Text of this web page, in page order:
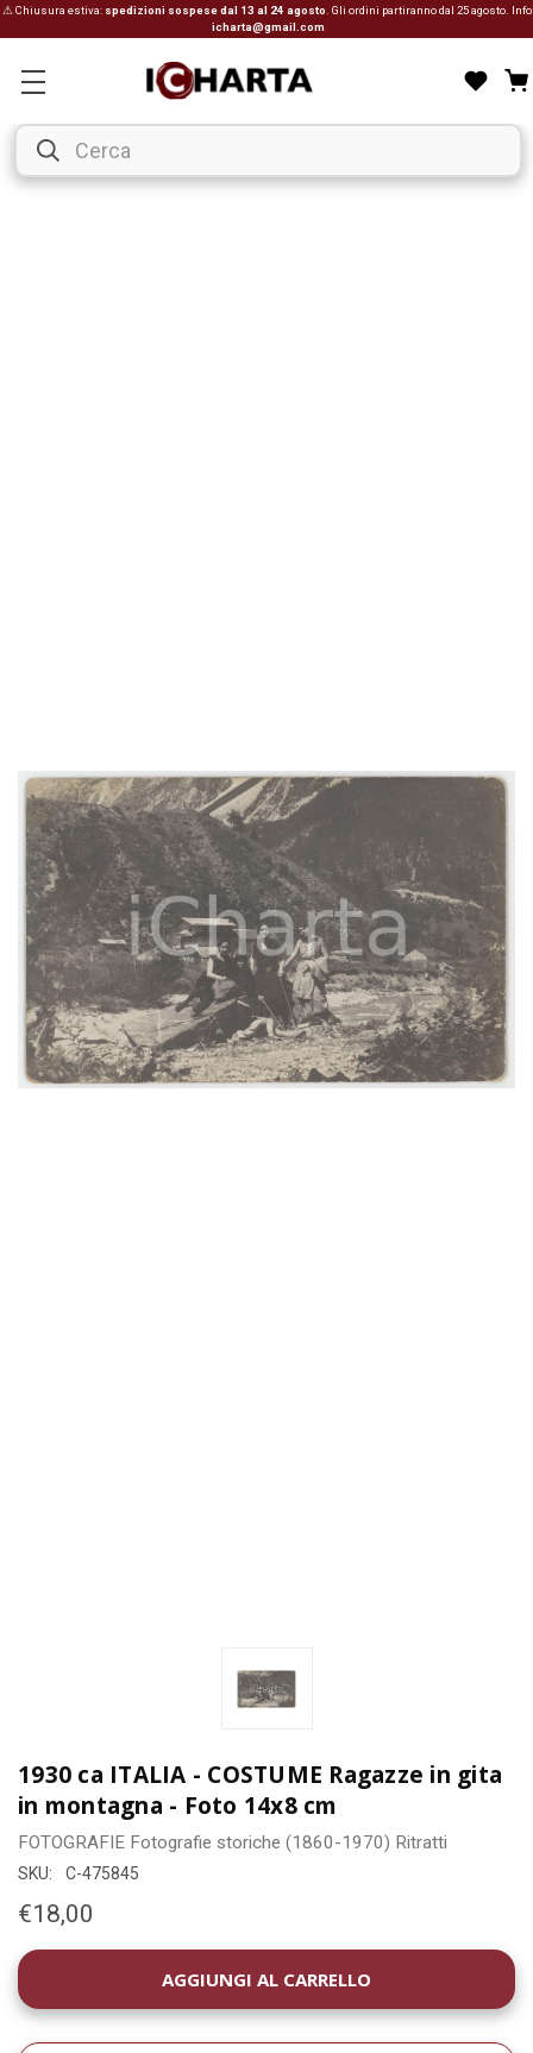
⚠ Chiusura estiva: spedizioni sospese dal 13 al 24 agosto . Gli ordini partiranno dal 25 agosto. Info:
icharta@gmail.com
1930 ca ITALIA - COSTUME Ragazze in gita
in montagna - Foto 14x8 cm
FOTOGRAFIE Fotografie storiche (1860-1970) Ritratti
SKU: C-475845
€18,00
DISPONIBILITÀ
ATTUALE: